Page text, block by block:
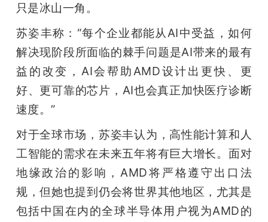
只是冰山一角。
苏姿丰称：“每个企业都能从AI中受益，如何
解决现阶段所面临的棘手问题是AI带来的最有
益的改变，AI会帮助AMD设计出更快、更
好、更可靠的芯片，AI也会真正加快医疗诊断
速度。”
对于全球市场，苏姿丰认为，高性能计算和人
工智能的需求在未来五年将有巨大增长。面对
地缘政治的影响，AMD将严格遵守出口法
规，但她也提到仍会将世界其他地区，尤其是
包括中国在内的全球半导体用户视为AMD的